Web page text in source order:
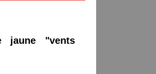
jaune "vents